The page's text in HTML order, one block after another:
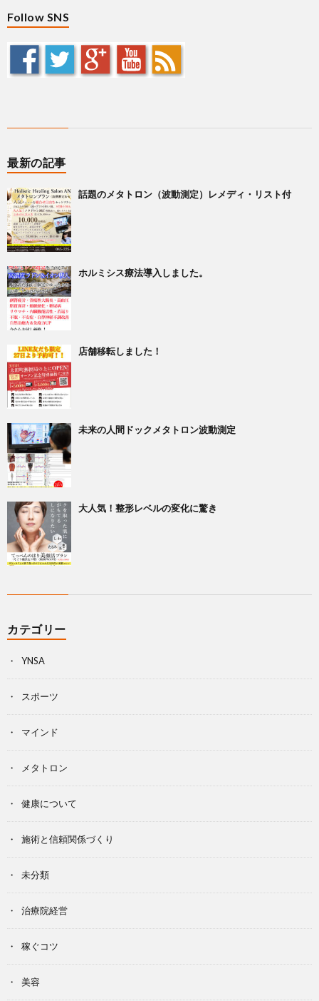
Follow SNS
最新の記事
話題のメタトロン（波動測定）レメディ・リスト付
ホルミシス療法導入しました。
店舗移転しました！
未来の人間ドックメタトロン波動測定
大人気！整形レベルの変化に驚き
カテゴリー
YNSA
スポーツ
マインド
メタトロン
健康について
施術と信頼関係づくり
未分類
治療院経営
稼ぐコツ
美容